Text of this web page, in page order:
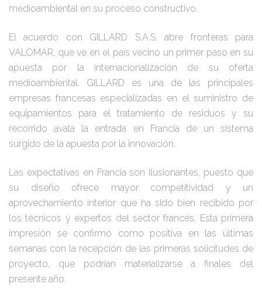
medioambiental en su proceso constructivo.
El acuerdo con GILLARD S.A.S. abre fronteras para
VALOMAR, que ve en el país vecino un primer paso en su
apuesta por la internacionalización de su oferta
medioambiental. GILLARD es una de las principales
empresas francesas especializadas en el suministro de
equipamientos para el tratamiento de residuos y su
recorrido avala la entrada en Francia de un sistema
surgido de la apuesta por la innovación.
Las expectativas en Francia son ilusionantes, puesto que
su diseño ofrece mayor competitividad y un
aprovechamiento interior que ha sido bien recibido por
los técnicos y expertos del sector francés. Esta primera
impresión se confirmó como positiva en las últimas
semanas con la recepción de las primeras solicitudes de
proyecto, que podrían materializarse a finales del
presente año.